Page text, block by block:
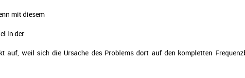
mit diesem
in der
auf, weil sich die Ursache des Problems dort auf den kompletten